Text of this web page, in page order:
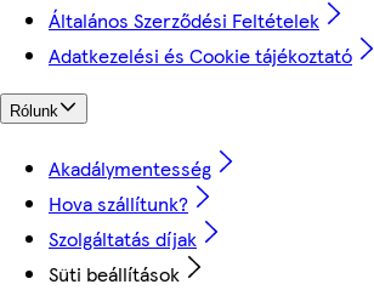
Általános Szerződési Feltételek
Adatkezelési és Cookie tájékoztató
Rólunk
Akadálymentesség
Hova szállítunk?
Szolgáltatás díjak
Süti beállítások